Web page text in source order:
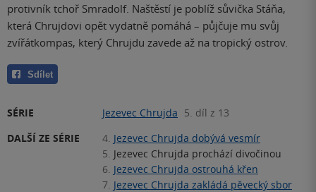
protivník tchoř Smradolf. Naštěstí je poblíž sůvička Stáňa,
která Chrujdovi opět vydatně pomáhá – půjčuje mu svůj
zvířátkompas, který Chrujdu zavede až na tropický ostrov.
Sdílet
SÉRIE Jezevec Chrujda 5. díl z 13
DALŠÍ ZE SÉRIE
4. Jezevec Chrujda dobývá vesmír
5. Jezevec Chrujda prochází divočinou
6. Jezevec Chrujda ostrouhá křen
7. Jezevec Chrujda zakládá pěvecký sbor